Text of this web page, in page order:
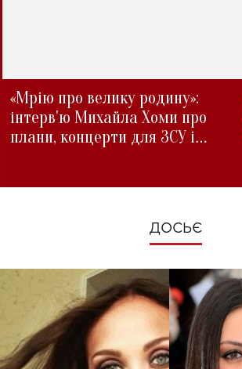
«Мрію про велику родину»:
інтерв'ю Михайла Хоми про
плани, концерти для ЗСУ і
ДОСЬЄ